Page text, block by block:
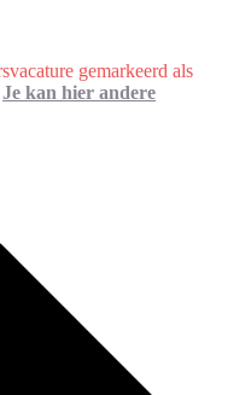
gemarkeerd als
Je kan hier andere